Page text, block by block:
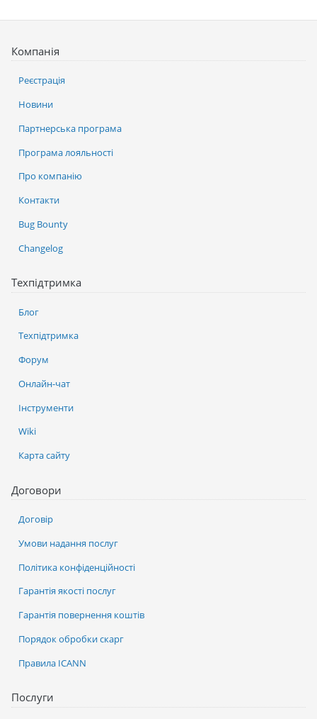
Послуги
Компанія
Реєстрація
Новини
Партнерська програма
Програма лояльності
Про компанію
Контакти
Bug Bounty
Changelog
Техпідтримка
Блог
Техпідтримка
Форум
Онлайн-чат
Інструменти
Wiki
Карта сайту
Договори
Договір
Умови надання послуг
Політика конфіденційності
Гарантія якості послуг
Гарантія повернення коштів
Порядок обробки скарг
Правила ICANN